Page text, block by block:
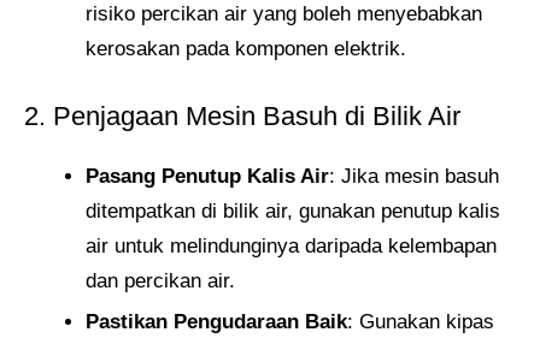
risiko percikan air yang boleh menyebabkan
kerosakan pada komponen elektrik.
2. Penjagaan Mesin Basuh di Bilik Air
Pasang Penutup Kalis Air: Jika mesin basuh
ditempatkan di bilik air, gunakan penutup kalis
air untuk melindunginya daripada kelembapan
dan percikan air.
Pastikan Pengudaraan Baik: Gunakan kipas